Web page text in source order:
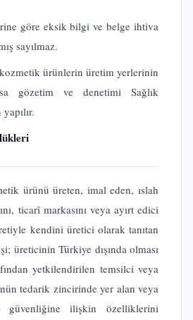
göre eksik bilgi ve belge ihtiva
sayılmaz.
ürünlerin üretim yerlerinin
gözetim ve denetimi Sağlık
ürünü üreten, imal eden, ıslah
ticarî markasını veya ayırt edici
kendini üretici olarak tanıtan
üreticinin Türkiye dışında olması
yetkilendirilen temsilci veya
tedarik zincirinde yer alan veya
güvenliğine ilişkin özelliklerini